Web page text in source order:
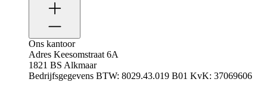
Ons kantoor
Adres Keesomstraat 6A
1821 BS Alkmaar
Bedrijfsgegevens BTW: 8029.43.019 B01 KvK: 37069606